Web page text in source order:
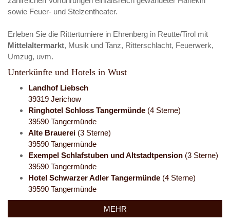
sowie Feuer- und Stelzentheater.
Erleben Sie die Ritterturniere in Ehrenberg in Reutte/Tirol mit
Mittelaltermarkt, Musik und Tanz, Ritterschlacht, Feuerwerk,
Umzug, uvm.
Unterkünfte und Hotels in Wust
Landhof Liebsch
39319 Jerichow
Ringhotel Schloss Tangermünde (4 Sterne)
39590 Tangermünde
Alte Brauerei (3 Sterne)
39590 Tangermünde
Exempel Schlafstuben und Altstadtpension (3 Sterne)
39590 Tangermünde
Hotel Schwarzer Adler Tangermünde (4 Sterne)
39590 Tangermünde
MEHR